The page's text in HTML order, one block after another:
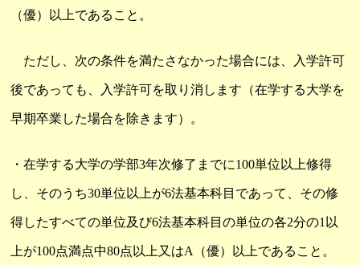
（優）以上であること。
ただし、次の条件を満たさなかった場合には、入学許可
後であっても、入学許可を取り消します（在学する大学を
早期卒業した場合を除きます）。
・在学する大学の学部3年次修了までに100単位以上修得
し、そのうち30単位以上が6法基本科目であって、その修
得したすべての単位及び6法基本科目の単位の各2分の1以
上が100点満点中80点以上又はA（優）以上であること。